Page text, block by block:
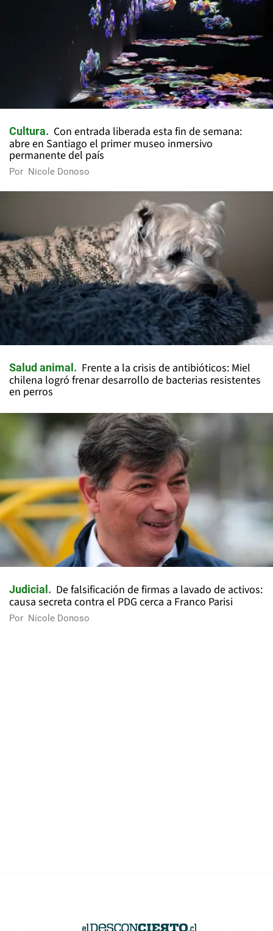
Cultura
Con entrada liberada esta fin de semana:
abre en Santiago el primer museo inmersivo
permanente del país
Por Nicole Donoso
Salud animal
Frente a la crisis de antibióticos: Miel
chilena logró frenar desarrollo de bacterias resistentes
en perros
Judicial
De falsificación de firmas a lavado de activos:
causa secreta contra el PDG cerca a Franco Parisi
Por Nicole Donoso